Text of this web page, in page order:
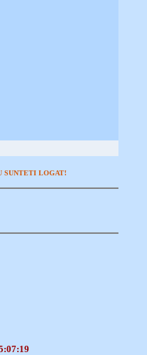
SUNTETI LOGAT!